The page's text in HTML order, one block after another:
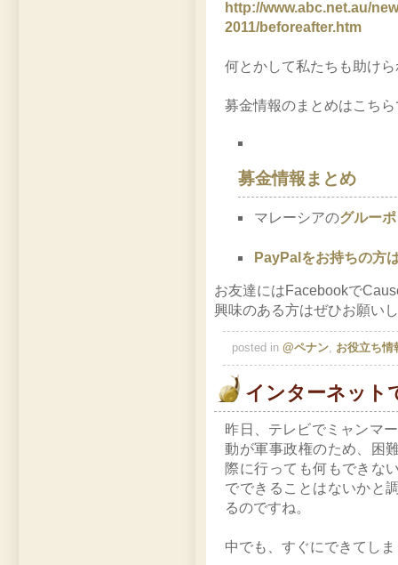
http://www.abc.net.au/
2011/beforeafter.htm
何とかして私たちも助け
募金情報のまとめはこち
募金情報まとめ
マレーシアのグルー
PayPalをお持ちの方
お友達にはFacebookで
興味のある方はぜひお願い
posted in @ペナン, お役立ち情
インターネット
昨日、テレビでミャンマ
動が軍事政権のため、困
際に行っても何もできな
でできることはないかと
るのですね。
中でも、すぐにできてし